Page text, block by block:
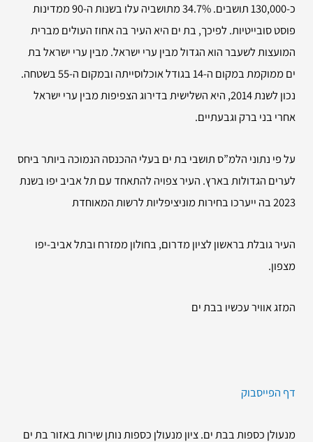
כ-130,000 תושבים. 34.7% מתושביה עלו בשנות ה-90 ממדינות
פוסט סובייטיות. לפיכך, בת ים היא העיר בה אחוז העולים מברית
המועצות לשעבר הוא הגדול מבין ערי ישראל. מבין ערי ישראל בת
ים ממוקמת במקום ה-14 בגודל אוכלוסייתה ובמקום ה-55 בשטחה.
נכון לשנת 2014, היא השלישית בדירוג הצפיפות מבין ערי ישראל
אחרי בני ברק וגבעתיים.
על פי נתוני הלמ”ס תושבי בת ים בעלי ההכנסה הנמוכה ביותר ביחס
לערים הגדולות בארץ. העיר צפויה להתאחד עם תל אביב יפו בשנת
2023 בה ייערכו בחירות מוניציפליות לרשות המאוחדת
העיר גובלת בראשון לציון מדרום, בחולון ממזרח ובתל אביב-יפו
מצפון.
המזג אוויר עכשיו בבת ים
דף הפייסבוק
מנעולן כספות בבת ים. ציון מנעולן כספות נותן שירות באזור בת ים